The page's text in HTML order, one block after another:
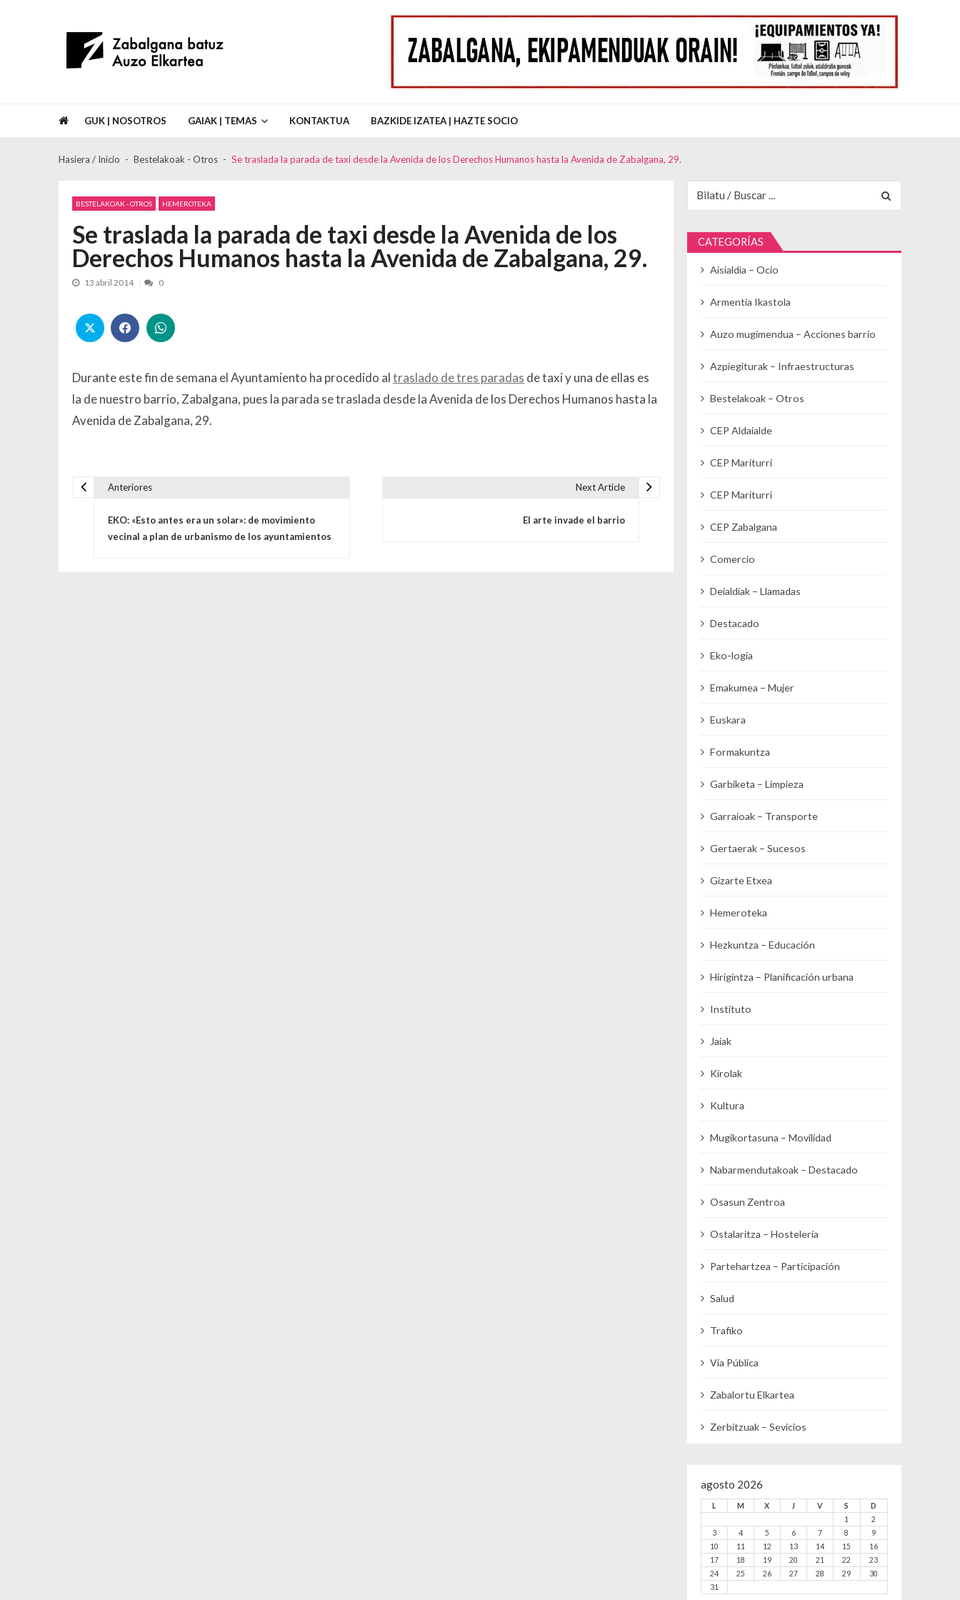
Asociación de Vecinos Zabalgana Batuz Auzo Elkartea
GUK | NOSOTROS GAIAK | TEMAS KONTAKTUA BAZKIDE IZATEA | HAZTE SOCIO
Hasiera / Inicio Bestelakoak - Otros Se traslada la parada de taxi desde la Avenida de los Derechos Humanos hasta la Avenida de Zabalgana, 29.
BESTELAKOAK - OTROS HEMEROTEKA
Se traslada la parada de taxi desde la Avenida de los
Derechos Humanos hasta la Avenida de Zabalgana, 29.
13 abril 2014 0
Durante este fin de semana el Ayuntamiento ha procedido altraslado de tres paradas de taxi y una de ellas es
la de nuestro barrio, Zabalgana, pues la parada se traslada desde la Avenida de los Derechos Humanos hasta la
Avenida de Zabalgana, 29.
Anteriores
EKO: «Esto antes era un solar»: de movimiento
vecinal a plan de urbanismo de los ayuntamientos
Next Article
El arte invade el barrio
CATEGORÍAS
Aisialdia – Ocio
Armentia Ikastola
Auzo mugimendua – Acciones barrio
Azpiegiturak – Infraestructuras
Bestelakoak – Otros
CEP Aldaialde
CEP Mariturri
CEP Mariturri
CEP Zabalgana
Comercio
Deialdiak – Llamadas
Destacado
Eko-logia
Emakumea – Mujer
Euskara
Formakuntza
Garbiketa – Limpieza
Garraioak – Transporte
Gertaerak – Sucesos
Gizarte Etxea
Hemeroteka
Hezkuntza – Educación
Hirigintza – Planificación urbana
Instituto
Jaiak
Kirolak
Kultura
Mugikortasuna – Movilidad
Nabarmendutakoak – Destacado
Osasun Zentroa
Ostalaritza – Hostelería
Partehartzea – Participación
Salud
Trafiko
Vía Pública
Zabalortu Elkartea
Zerbitzuak – Sevicios
agosto 2026
L M X J V S
D
1
2
3
4 5 6 7 8
9
10
11 12 13 14 15
16
17
18 19 20 21 22
23
24
25 26 27 28 29
30
31